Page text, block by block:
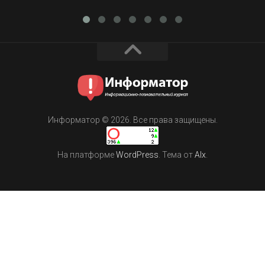
Информатор © 2026. Все права защищены.
На платформеWordPress. Тема отAlx.